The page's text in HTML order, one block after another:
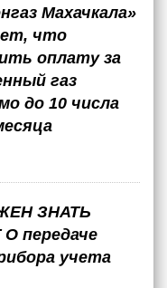
Махачкала»
что
оплату за
газ
до 10 числа
ЗНАТЬ
передаче
учета